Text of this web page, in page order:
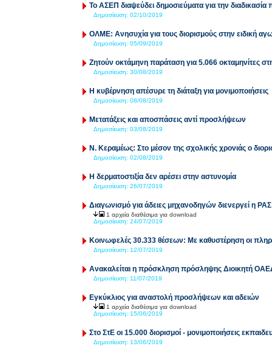
Το ΑΣΕΠ διαψεύδει δημοσιεύματα για την
Δημοσίευση: 02/10/2019
ΟΛΜΕ: Ανησυχία για τους διορισμούς στην ειδική
Δημοσίευση: 05/09/2019
Ζητούν οκτάμηνη παράταση για 5.066 οκταμηνίτες
Δημοσίευση: 30/08/2019
Η κυβέρνηση απέσυρε τη διάταξη για μονιμοποιήσεις
Δημοσίευση: 08/08/2019
Μετατάξεις και αποσπάσεις αντί προσλήψεων
Δημοσίευση: 03/08/2019
Ν. Κεραμέως: Στο μέσον της σχολικής χρονιάς ο
Δημοσίευση: 02/08/2019
Η δερματοστιξία δεν αρέσει στην αστυνομία
Δημοσίευση: 26/07/2019
Διαγωνισμό για άδειες μηχανοδηγών διενεργεί η ΡΑΣ
1 αρχεία διαθέσιμα για download
Δημοσίευση: 24/07/2019
Κοινωφελές 30.333 θέσεων: Με καθυστέρηση οι
Δημοσίευση: 12/07/2019
Ανακαλείται η πρόσκληση πρόσληψης Διοικητή
Δημοσίευση: 11/07/2019
Εγκύκλιος για αναστολή προσλήψεων και αδειών
1 αρχεία διαθέσιμα για download
Δημοσίευση: 15/06/2019
Στο ΣτΕ οι 15.000 διορισμοί - μονιμοποιήσεις
Δημοσίευση: 13/06/2019